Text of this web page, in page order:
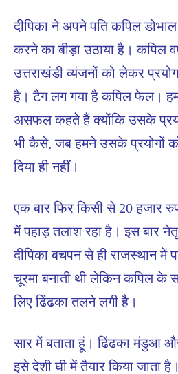
दीपिका ने अपने पति कपिल
करने का बीड़ा उठाया है। कपिल
उत्तराखंडी व्यंजनों को लेकर
है। टैग लग गया है कपिल फेल।
असफल कहते हैं क्योंकि उसके
भी कैसे, जब हमने उसके प्रयोगों
दिया ही नहीं।
एक बार फिर किसी से 20 हजार
में पहाड़ तलाश रहा है। इस बार
दीपिका बचपन से ही राजस्थान में
चूरमा बनाती थी लेकिन कपिल के
लिए ढिंढका तलने लगी है।
सार में बताता हूं। ढिंढका मंडुआ
इसे देशी घी में तैयार किया जाता